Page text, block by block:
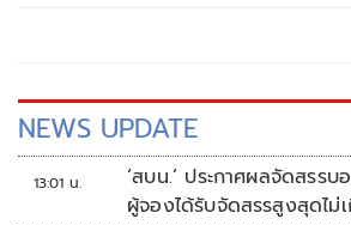
NEWS UPDATE
13:01 น.
‘สบน.’ ประกาศผลจัดสรร
ผู้จองได้รับจัดสรรสูงสุดไม่